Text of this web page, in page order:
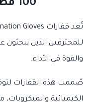
100 قطعة - 50 زوج
للمحترفين الذين يبحثون
والقوة في الأداء.
صُممت هذه القفازات
الكيميائية